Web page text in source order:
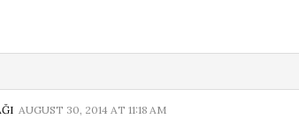
AUGUST 30, 2014 AT 11:18 AM